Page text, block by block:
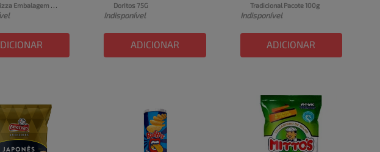
Embalagem
Doritos 75G
Indisponível
ADICIONAR
Tradicional Pacote 100g
Indisponível
ADICIONAR